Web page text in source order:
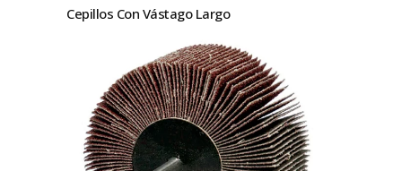
Cepillos Con Vástago Largo